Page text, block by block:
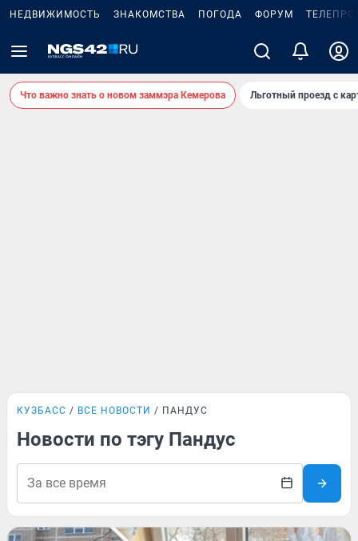
НЕДВИЖИМОСТЬ ЗНАКОМСТВА ПОГОДА ФОРУМ
Что важно знать о новом заммэра Кемерова Льготный проезд с
КУЗБАСС ВСЕ НОВОСТИ ПАНДУС
Новости по тэгу Пандус